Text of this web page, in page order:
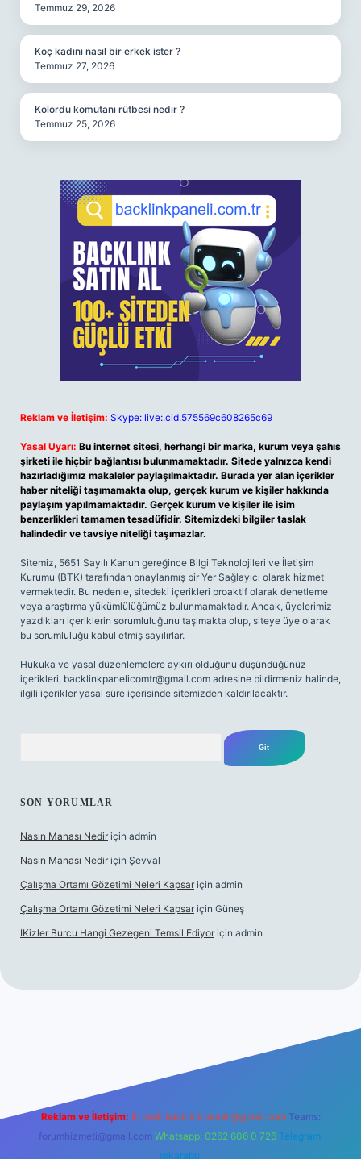
Temmuz 29, 2026
Koç kadını nasıl bir erkek ister ?
Temmuz 27, 2026
Kolordu komutanı rütbesi nedir ?
Temmuz 25, 2026
Reklam ve İletişim: Skype: live:.cid.575569c608265c69
Yasal Uyarı: Bu internet sitesi, herhangi bir marka, kurum veya şahıs
şirketi ile hiçbir bağlantısı bulunmamaktadır. Sitede yalnızca kendi
hazırladığımız makaleler paylaşılmaktadır. Burada yer alan içerikler
haber niteliği taşımamakta olup, gerçek kurum ve kişiler hakkında
paylaşım yapılmamaktadır. Gerçek kurum ve kişiler ile isim
benzerlikleri tamamen tesadüfidir. Sitemizdeki bilgiler taslak
halindedir ve tavsiye niteliği taşımazlar.
Sitemiz, 5651 Sayılı Kanun gereğince Bilgi Teknolojileri ve İletişim
Kurumu (BTK) tarafından onaylanmış bir Yer Sağlayıcı olarak hizmet
vermektedir. Bu nedenle, sitedeki içerikleri proaktif olarak denetleme
veya araştırma yükümlülüğümüz bulunmamaktadır. Ancak, üyelerimiz
yazdıkları içeriklerin sorumluluğunu taşımakta olup, siteye üye olarak
bu sorumluluğu kabul etmiş sayılırlar.
Hukuka ve yasal düzenlemelere aykırı olduğunu düşündüğünüz
içerikleri, backlinkpanelicomtr@gmail.com adresine bildirmeniz halinde,
ilgili içerikler yasal süre içerisinde sitemizden kaldırılacaktır.
SON YORUMLAR
Nasın Manası Nedir için admin
Nasın Manası Nedir için Şevval
Çalışma Ortamı Gözetimi Neleri Kapsar için admin
Çalışma Ortamı Gözetimi Neleri Kapsar için Güneş
İKizler Burcu Hangi Gezegeni Temsil Ediyor için admin
Reklam ve İletişim: E-mail: backlinkpaneli@gmail.com Teams:
forumhizmeti@gmail.com Whatsapp: 0262 606 0 726 Telegram:
@karabul